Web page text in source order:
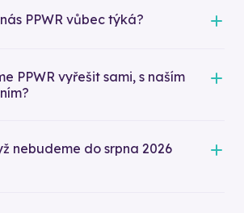
PPWR vůbec týká?
PPWR vyřešit sami, s naším
nebudeme do srpna 2026